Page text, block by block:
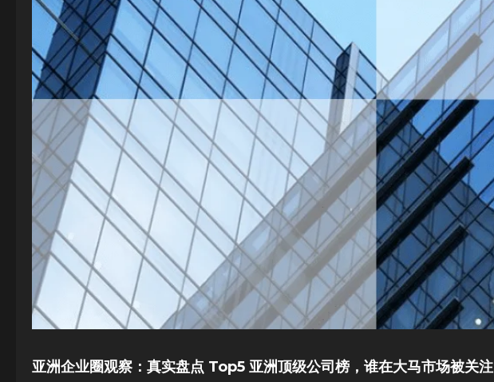
亚洲企业圈观察：真实盘点 Top5 亚洲顶级公司榜，谁在大马市场被关注